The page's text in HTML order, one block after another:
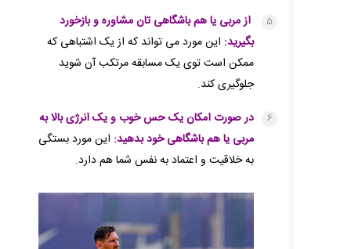
از مربی یا هم باشگاهی تان مشاوره و بازخورد
بگیرید: این مورد می تواند که از یک اشتباهی که
ممکن است توی یک مسابقه مرتکب آن شوید
جلوگیری کند.
در صورت امکان یک حس خوب و یک انرژی بالا به
مربی یا هم باشگاهی خود بدهید: این مورد بستگی
به خلاقیت و اعتماد به نفس شما هم دارد.